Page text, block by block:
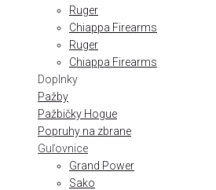
Ruger
Chiappa Firearms
Ruger
Chiappa Firearms
Doplnky
Pažby
Pažbičky Hogue
Popruhy na zbrane
Guľovnice
Grand Power
Sako